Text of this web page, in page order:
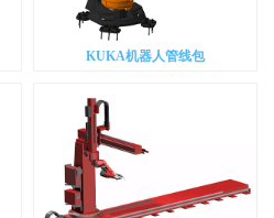
KUKA机器人管线包